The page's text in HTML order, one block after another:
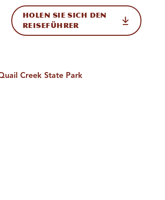
HOLEN SIE SICH DEN
REISEFÜHRER
Creek State Park